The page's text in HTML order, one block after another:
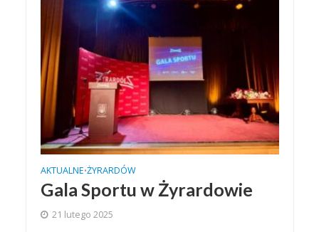
AKTUALNE•ŻYRARDÓW
Gala Sportu w Żyrardowie
21 lutego 2025